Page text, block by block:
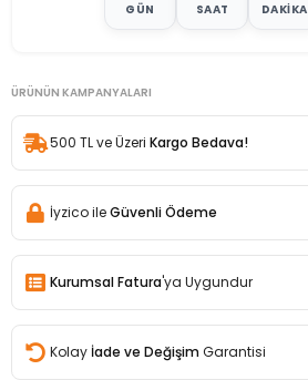
GÜN SAAT DAKIKA
ÜRÜNÜN KAMPANYALARI
500 TL ve Üzeri Kargo Bedava!
İyzico ileGüvenli Ödeme
Kurumsal Fatura'ya Uygundur
Kolay İade ve Değişim Garantisi